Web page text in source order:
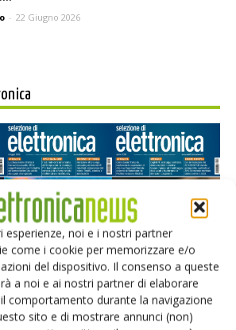
esperienze, noi e i nostri partner
come i cookie per memorizzare e/o
del dispositivo. Il consenso a queste
a noi e ai nostri partner di elaborare
comportamento durante la navigazione
sito e di mostrare annunci (non)
- 22 Giugno 2026